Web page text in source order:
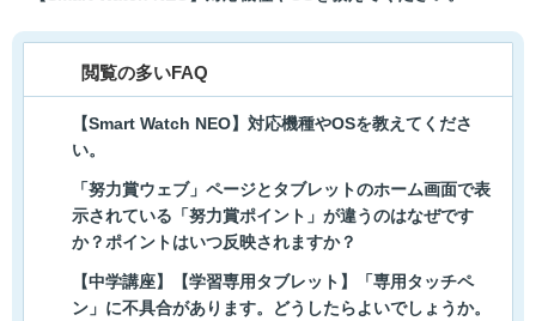
閲覧の多いFAQ
【Smart Watch NEO】対応機種やOSを教えてくださ
い。
「努力賞ウェブ」ページとタブレットのホーム画面で表
示されている「努力賞ポイント」が違うのはなぜです
か？ポイントはいつ反映されますか？
【中学講座】【学習専用タブレット】「専用タッチペ
ン」に不具合があります。どうしたらよいでしょうか。